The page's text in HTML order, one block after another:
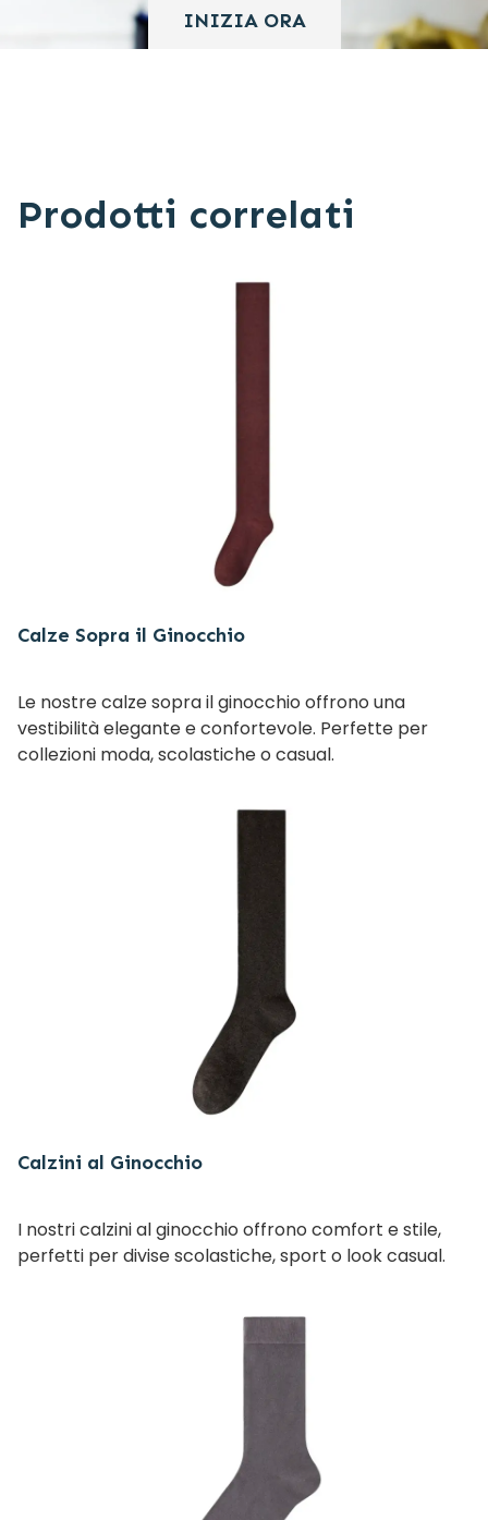
INIZIA ORA
Prodotti correlati
Calze Sopra il Ginocchio
Le nostre calze sopra il ginocchio offrono una
vestibilità elegante e confortevole. Perfette per
collezioni moda, scolastiche o casual.
Calzini al Ginocchio
I nostri calzini al ginocchio offrono comfort e stile,
perfetti per divise scolastiche, sport o look casual.